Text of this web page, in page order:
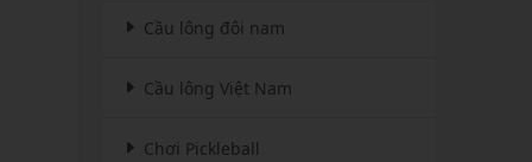
Cầu lông đôi nam
Cầu lông Việt Nam
Chơi Pickleball